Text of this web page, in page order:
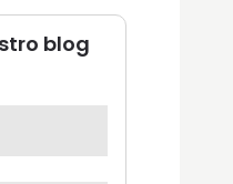
blog